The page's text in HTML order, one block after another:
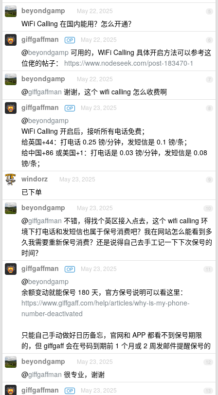
5
beyondgamp May 22, 2025
WiFi Calling 在国内能用？怎么开通？
6
giffgaffman OP May 22, 2025
@beyondgamp 可用的，WiFi Calling 具体开启方法可以参考这
位佬的帖子： https://www.nodeseek.com/post-183470-1
7
beyondgamp May 22, 2025
@giffgaffman 谢谢，这个 wifi calling 怎么收费啊
8
giffgaffman OP May 23, 2025
@beyondgamp
WiFi Calling 开启后，接听所有电话免费；
给英国+44：打电话 0.25 镑/分钟，发短信是 0.1 镑/条；
给中国+86 或美国+1：打电话是 0.03 镑/分钟，发短信是 0.08
镑/条；
9
windorz May 23, 2025
已下单
10
beyondgamp May 23, 2025
@giffgaffman 不错，得找个英区接入点去，这个 wifi calling 环
境下打电话和发短信也属于保号消费吧？我在网站怎么能看到多
久我需要重新保号消费？还是说得自己去手工记一下下次保号的
时间？
11
giffgaffman OP May 23, 2025
@beyondgamp
余额变动就能保号 180 天，官方保号说明可以看这里：
https://www.giffgaff.com/help/articles/why-is-my-phone-
number-deactivated
只能自己手动做好日历备忘，官网和 APP 都看不到保号期限
的，但 giffgaff 会在号码到期前 1 个月或 2 周发邮件提醒保号的
12
beyondgamp May 23, 2025
@giffgaffman 很专业，谢谢
13
giffgaffman OP May 23, 2025